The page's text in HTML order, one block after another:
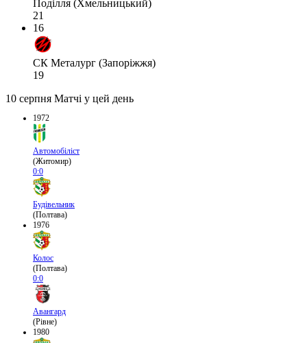
Поділля (Хмельницький)
21
16
СК Металург (Запоріжжя)
19
10 серпня Матчі у цей день
1972
Автомобіліст
(Житомир)
0:0
Будівельник
(Полтава)
1976
Колос
(Полтава)
0:0
Авангард
(Рівне)
1980